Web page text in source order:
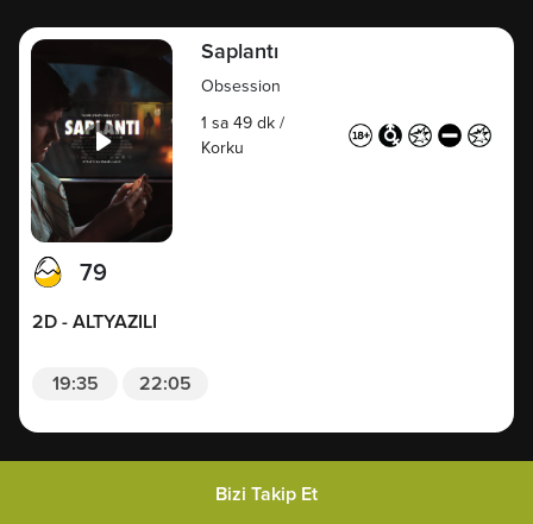
Saplantı
Obsession
1 sa 49 dk /
Korku
79
2D - ALTYAZILI
19:35 22:05
Bizi Takip Et